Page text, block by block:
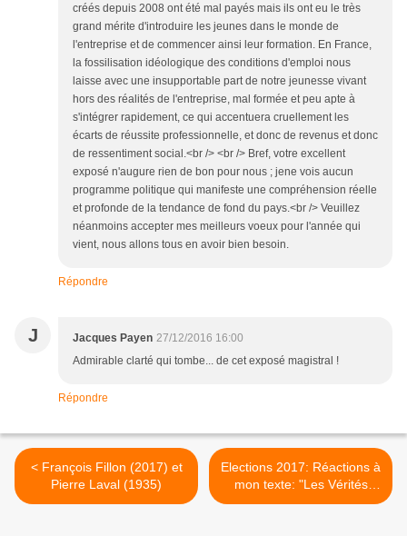
créés depuis 2008 ont été mal payés mais ils ont eu le très
grand mérite d'introduire les jeunes dans le monde de
l'entreprise et de commencer ainsi leur formation. En France,
la fossilisation idéologique des conditions d'emploi nous
laisse avec une insupportable part de notre jeunesse vivant
hors des réalités de l'entreprise, mal formée et peu apte à
s'intégrer rapidement, ce qui accentuera cruellement les
écarts de réussite professionnelle, et donc de revenus et donc
de ressentiment social.<br /> <br /> Bref, votre excellent
exposé n'augure rien de bon pour nous ; jene vois aucun
programme politique qui manifeste une compréhension réelle
et profonde de la tendance de fond du pays.<br /> Veuillez
néanmoins accepter mes meilleurs voeux pour l'année qui
vient, nous allons tous en avoir bien besoin.
Répondre
J Jacques Payen 27/12/2016 16:00
Admirable clarté qui tombe... de cet exposé magistral !
Répondre
< François Fillon (2017) et
Pierre Laval (1935)
Elections 2017: Réactions à
mon texte: "Les Vérités
économiques de Patrick